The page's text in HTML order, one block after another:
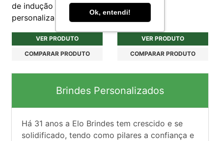
Ok, entendi!
de indução
personalizado
VER PRODUTO
COMPARAR PRODUTO
VER PRODUTO
COMPARAR PRODUTO
Brindes Personalizados
Há 31 anos a Elo Brindes tem crescido e se
solidificado, tendo como pilares a confiança e